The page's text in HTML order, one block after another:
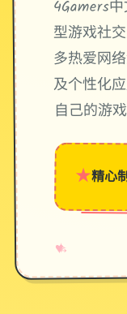
4Gamers
型游戏社
多热爱网
及个性化
自己的游
★精心
♥
✧
→